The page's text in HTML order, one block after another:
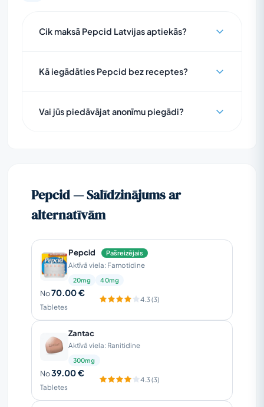
Cik maksā Pepcid Latvijas aptiekās?
Kā iegādāties Pepcid bez receptes?
Vai jūs piedāvājat anonīmu piegādi?
Pepcid — Salīdzinājums ar
alternatīvām
Pepcid Pašreizējais
Aktīvā viela: Famotidine
20mg 40mg
No70.00 €
Tabletes
4.3 (3)
Zantac
Aktīvā viela: Ranitidine
300mg
No39.00 €
Tabletes
4.3 (3)